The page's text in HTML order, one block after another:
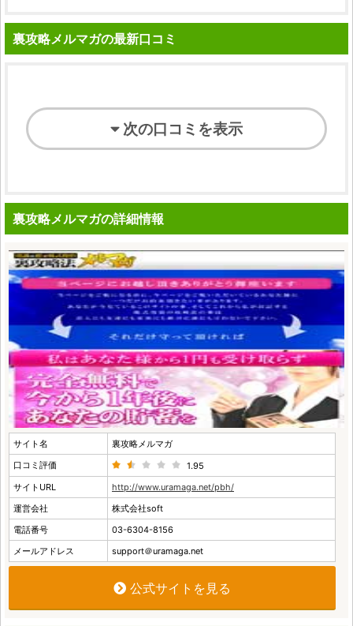
裏攻略メルマガの最新口コミ
次の口コミを表示
裏攻略メルマガの詳細情報
サイト名
裏攻略メルマガ
口コミ評価
1.95
サイトURL
http://www.uramaga.net/pbh/
運営会社
株式会社soft
電話番号
03-6304-8156
メールアドレス
support＠uramaga.net
公式サイトを見る